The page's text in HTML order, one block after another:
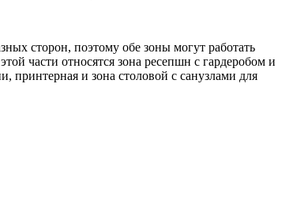
сторон, поэтому обе зоны могут работать
части относятся зона ресепшн с гардеробом и
принтерная и зона столовой с санузлами для